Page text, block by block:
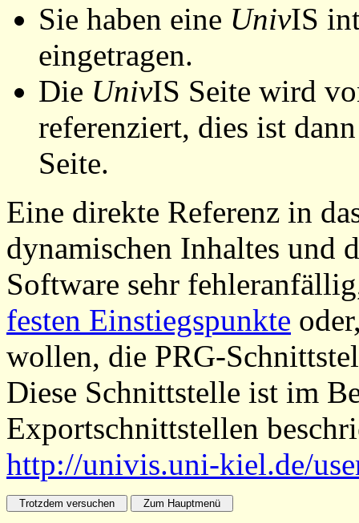
Sie haben eine UnivIS
eingetragen.
Die UnivIS Seite wird
referenziert, dies ist
Seite.
Eine direkte Referenz in
dynamischen Inhaltes und
Software sehr
festen Einstiegspunkte
wollen, die PRG-
Diese Schnittstelle ist im
Exportschnittstellen
http://univis.uni-kiel.de/